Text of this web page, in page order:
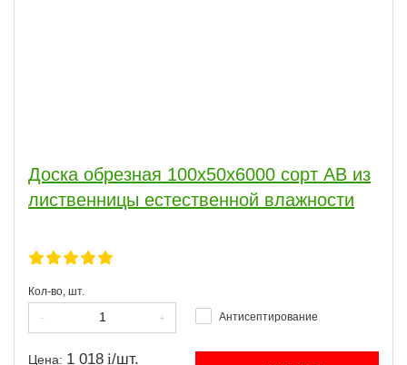
Доска обрезная 100x50x6000 сорт АВ из
лиственницы естественной влажности
Кол-во, шт.
Антисептирование
Цена: 1 018 /шт.